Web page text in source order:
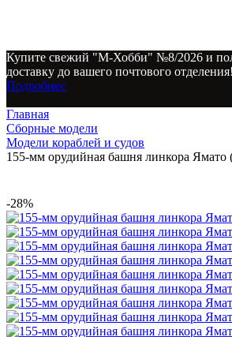
Купите свежий "М-Хобби" №8/2026 и
доставку до вашего почтового отделения!
Подробнее
Главная
Сборные модели
Модели кораблей и судов
155-мм орудийная башня линкора Ямато
-28%